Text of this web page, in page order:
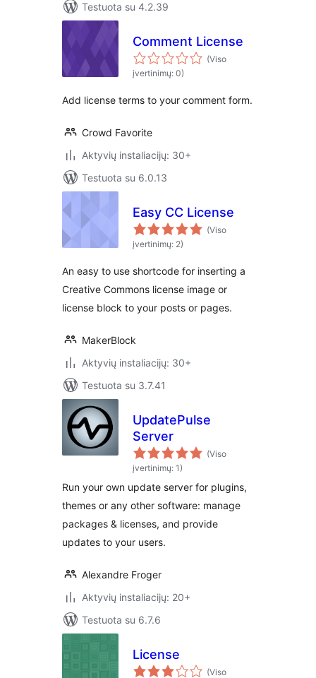
Testuota su 4.2.39
Comment License
(Viso
įvertinimų: 0)
Add license terms to your comment form.
Crowd Favorite
Aktyvių instaliacijų: 30+
Testuota su 6.0.13
Easy CC License
(Viso
įvertinimų: 2)
An easy to use shortcode for inserting a
Creative Commons license image or
license block to your posts or pages.
MakerBlock
Aktyvių instaliacijų: 30+
Testuota su 3.7.41
UpdatePulse
Server
(Viso
įvertinimų: 1)
Run your own update server for plugins,
themes or any other software: manage
packages & licenses, and provide
updates to your users.
Alexandre Froger
Aktyvių instaliacijų: 20+
Testuota su 6.7.6
License
(Viso